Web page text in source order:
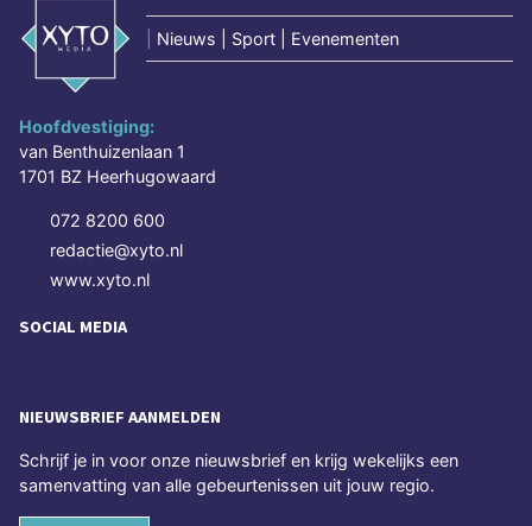
Nieuws | Sport | Evenementen
Hoofdvestiging:
van Benthuizenlaan 1
1701 BZ Heerhugowaard
072 8200 600
redactie@xyto.nl
www.xyto.nl
SOCIAL MEDIA
NIEUWSBRIEF AANMELDEN
Schrijf je in voor onze nieuwsbrief en krijg wekelijks een
samenvatting van alle gebeurtenissen uit jouw regio.